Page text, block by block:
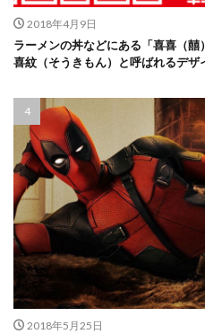
2018年4月9日
ラーメンの丼などにある「喜喜（
喜紋（そうきもん）と呼ばれるデザ
2018年5月25日